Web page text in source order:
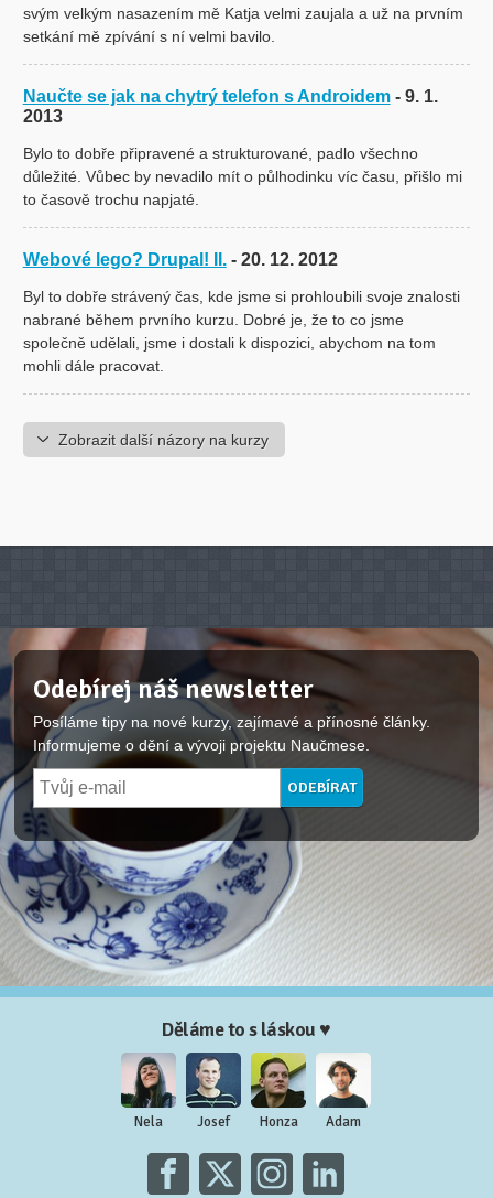
svým velkým nasazením mě Katja velmi zaujala a už na prvním
setkání mě zpívání s ní velmi bavilo.
Naučte se jak na chytrý telefon s Androidem - 9. 1.
2013
Bylo to dobře připravené a strukturované, padlo všechno
důležité. Vůbec by nevadilo mít o půlhodinku víc času, přišlo mi
to časově trochu napjaté.
Webové lego? Drupal! II. - 20. 12. 2012
Byl to dobře strávený čas, kde jsme si prohloubili svoje znalosti
nabrané během prvního kurzu. Dobré je, že to co jsme
společně udělali, jsme i dostali k dispozici, abychom na tom
mohli dále pracovat.
Zobrazit další názory na kurzy
Odebírej náš newsletter
Posíláme tipy na nové kurzy, zajímavé a přínosné články.
Informujeme o dění a vývoji projektu Naučmese.
Děláme to s láskou ♥
Nela Josef Honza Adam